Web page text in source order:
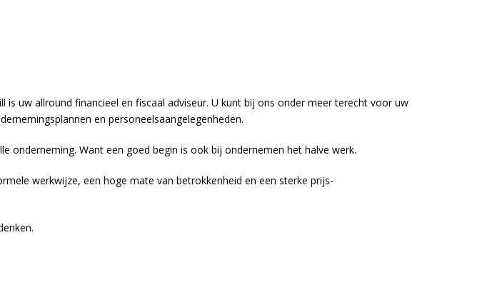
uw allround financieel en fiscaal adviseur. U kunt bij ons onder meer terecht voor uw
en personeelsaangelegenheden.
onderneming. Want een goed begin is ook bij ondernemen het halve werk.
werkwijze, een hoge mate van betrokkenheid en een sterke prijs-